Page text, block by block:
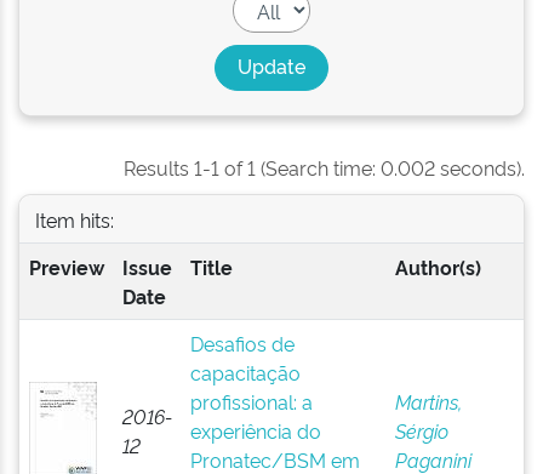
Results 1-1 of 1 (Search time: 0.002 seconds).
Item hits:
Preview
Issue
Date
Title Author(s)
2016-
12
Desafios de
capacitação
profissional: a
experiência do
Pronatec/BSM em
Martins,
Sérgio
Paganini